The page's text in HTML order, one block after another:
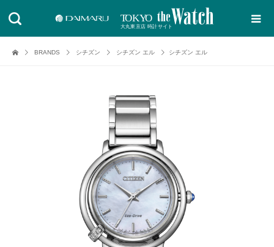
BRANDS シチズン シチズン エル シチズン エル